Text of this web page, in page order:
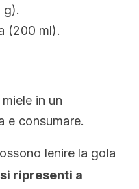
g).
(200 ml).
in un
e consumare.
lenire la gola
ripresenti a